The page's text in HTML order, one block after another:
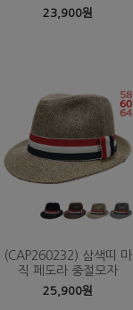
23,900원
(CAP260232) 삼색띠 마
직 페도라 중절모자
25,900원